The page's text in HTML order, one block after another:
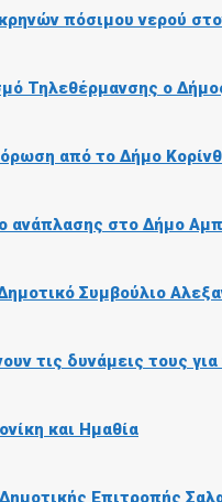
πόσιμου νερού
Τηλεθέρμανσης ο
από το Δήμο
ανάπλασης στο Δήμο
Συμβούλιο
τις δυνάμεις τους
και Ημαθία